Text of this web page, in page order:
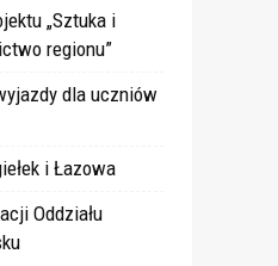
„Sztuka i
regionu”
dla uczniów
i Łazowa
Oddziału